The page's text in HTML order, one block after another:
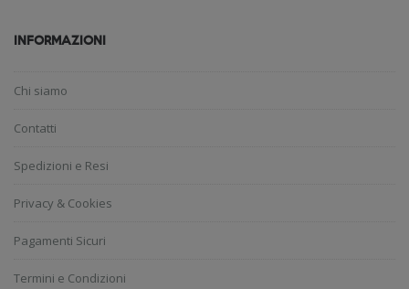
INFORMAZIONI
Chi siamo
Contatti
Spedizioni e Resi
Privacy & Cookies
Pagamenti Sicuri
Termini e Condizioni